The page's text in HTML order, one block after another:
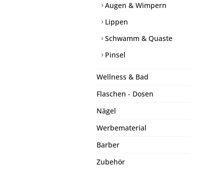
Augen & Wimpern
Lippen
Schwamm & Quaste
Pinsel
Wellness & Bad
Flaschen - Dosen
Nägel
Werbematerial
Barber
Zubehör